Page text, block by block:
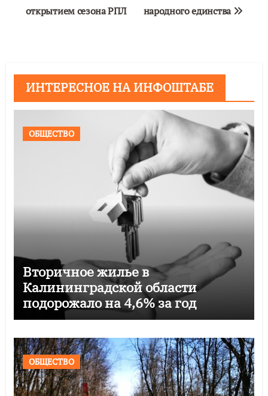
открытием сезона РПЛ
народного единства
ИНТЕРЕСНОЕ НА ИНФОШТАБЕ
ОБЩЕСТВО
Вторичное жилье в
Калининградской области
подорожало на 4,6% за год
ОБЩЕСТВО